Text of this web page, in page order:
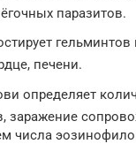
паразитов.
гельминтов
печени.
определяет
заражение
числа